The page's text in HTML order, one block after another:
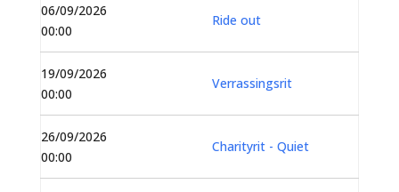
06/09/2026
00:00
Ride out
19/09/2026
00:00
Verrassingsrit
26/09/2026
00:00
Charityrit - Quiet